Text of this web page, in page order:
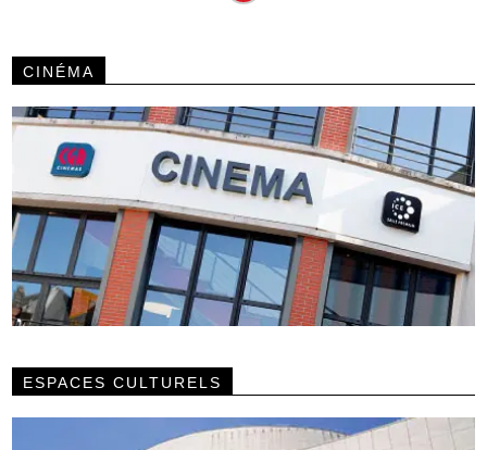
CINÉMA
ESPACES CULTURELS